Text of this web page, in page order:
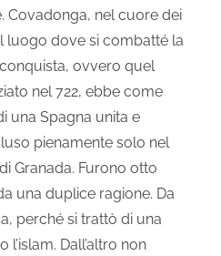
Covadonga, nel cuore dei
luogo dove si combatté la
ovvero quel
nel 722, ebbe come
una Spagna unita e
pienamente solo nel
Granada. Furono otto
una duplice ragione. Da
perché si trattò di una
Dall’altro non